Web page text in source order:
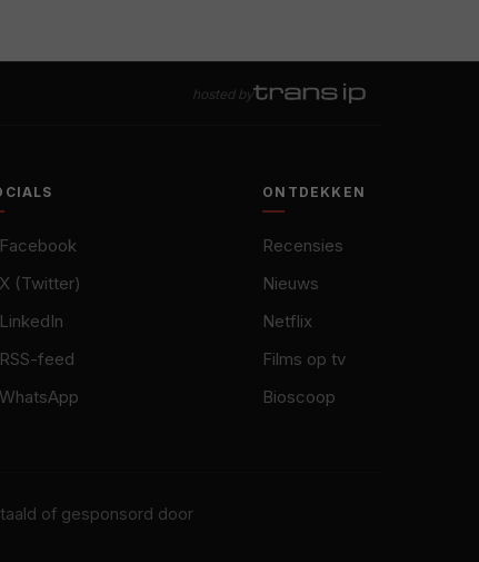
hosted by
Facebook
X (Twitter)
LinkedIn
RSS-feed
WhatsApp
ONTDEKKEN
Recensies
Nieuws
Netflix
Films op tv
Bioscoop
of gesponsord door